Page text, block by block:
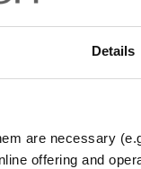
Details
are necessary
offering and
Auf dem Blog